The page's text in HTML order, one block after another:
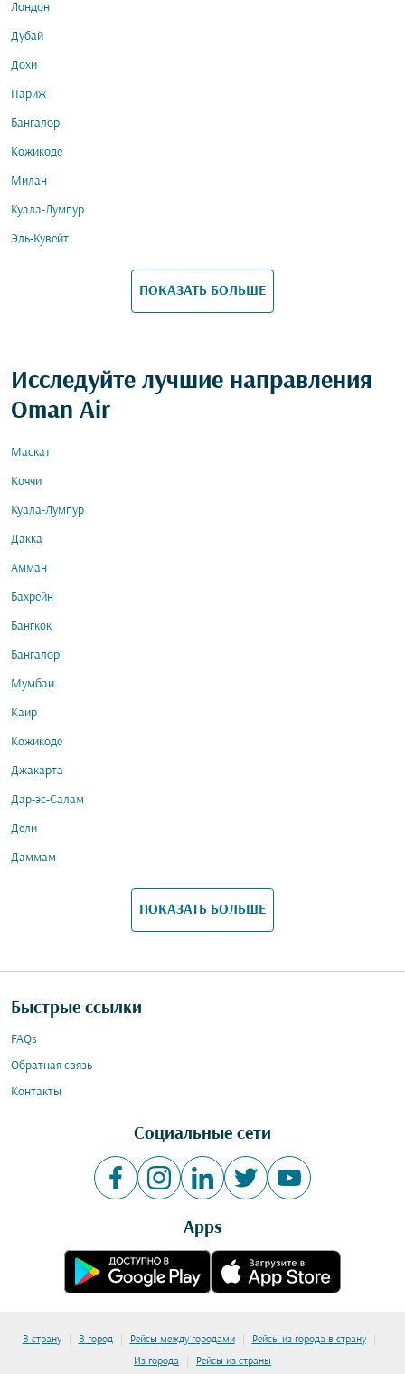
Лондон
Дубай
Дохи
Париж
Бангалор
Кожикоде
Милан
Куала-Лумпур
Эль-Кувейт
ПОКАЗАТЬ БОЛЬШЕ
Исследуйте лучшие направления
Oman Air
Маскат
Коччи
Куала-Лумпур
Дакка
Амман
Бахрейн
Бангкок
Бангалор
Мумбаи
Каир
Кожикоде
Джакарта
Дар-эс-Салам
Дели
Даммам
ПОКАЗАТЬ БОЛЬШЕ
Быстрые ссылки
FAQs
Обратная связь
Контакты
Социальные сети
Apps
В страну | В город | Рейсы между городами | Рейсы из города в страну |
Из города | Рейсы из страны